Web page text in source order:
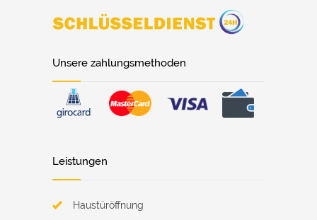
Unsere zahlungsmethoden
Leistungen
Haustüröffnung